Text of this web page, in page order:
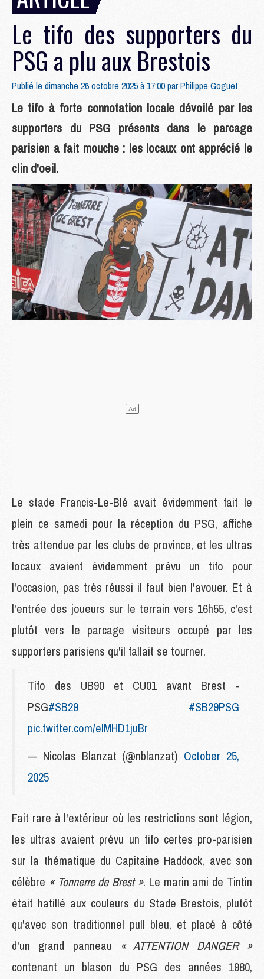
Le tifo des supporters du
PSG a plu aux Brestois
Publié le dimanche 26 octobre 2025 à 17:00 parPhilippe Goguet
Le tifo à forte connotation locale dévoilé par les
supporters du PSG présents dans le parcage
parisien a fait mouche : les locaux ont apprécié le
clin d'oeil.
Le stade Francis-Le-Blé avait évidemment fait le
plein ce samedi pour la réception du PSG, affiche
très attendue par les clubs de province, et les ultras
locaux avaient évidemment prévu un tifo pour
l'occasion, pas très réussi il faut bien l'avouer. Et à
l'entrée des joueurs sur le terrain vers 16h55, c'est
plutôt vers le parcage visiteurs occupé par les
supporters parisiens qu'il fallait se tourner.
Tifo des UB90 et CU01 avant Brest -
PSG#SB29
#SB29PSG
pic.twitter.com/elMHD1juBr
— Nicolas Blanzat (@nblanzat) October 25,
2025
Fait rare à l'extérieur où les restrictions sont légion,
les ultras avaient prévu un tifo certes pro-parisien
sur la thématique du Capitaine Haddock, avec son
célèbre « Tonnerre de Brest ». Le marin ami de Tintin
était hatillé aux couleurs du Stade Brestois, plutôt
qu'avec son traditionnel pull bleu, et placé à côté
d'un grand panneau « ATTENTION DANGER »
contenant un blason du PSG des années 1980,